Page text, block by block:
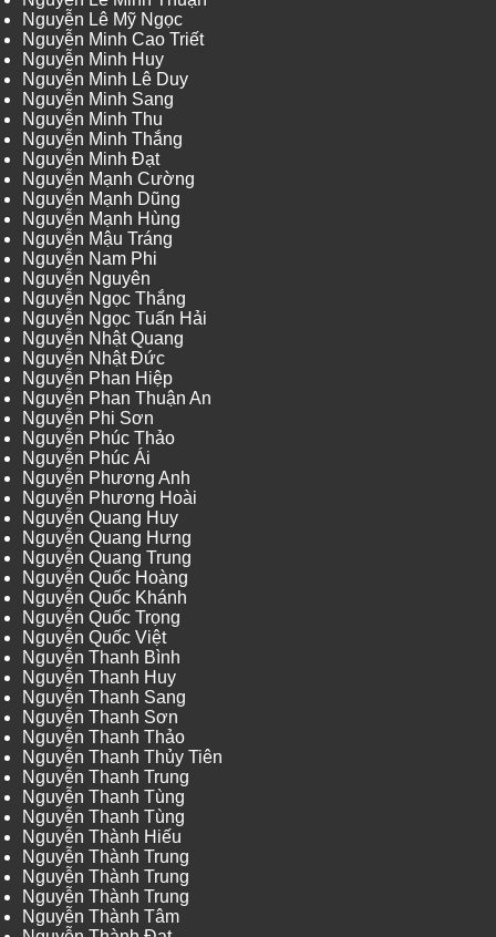
Nguyễn Lê Mỹ Ngọc
Nguyễn Minh Cao Triết
Nguyễn Minh Huy
Nguyễn Minh Lê Duy
Nguyễn Minh Sang
Nguyễn Minh Thu
Nguyễn Minh Thắng
Nguyễn Minh Đạt
Nguyễn Mạnh Cường
Nguyễn Mạnh Dũng
Nguyễn Mạnh Hùng
Nguyễn Mậu Tráng
Nguyễn Nam Phi
Nguyễn Nguyên
Nguyễn Ngọc Thắng
Nguyễn Ngọc Tuấn Hải
Nguyễn Nhật Quang
Nguyễn Nhật Đức
Nguyễn Phan Hiệp
Nguyễn Phan Thuận An
Nguyễn Phi Sơn
Nguyễn Phúc Thảo
Nguyễn Phúc Ái
Nguyễn Phương Anh
Nguyễn Phương Hoài
Nguyễn Quang Huy
Nguyễn Quang Hưng
Nguyễn Quang Trung
Nguyễn Quốc Hoàng
Nguyễn Quốc Khánh
Nguyễn Quốc Trọng
Nguyễn Quốc Việt
Nguyễn Thanh Bình
Nguyễn Thanh Huy
Nguyễn Thanh Sang
Nguyễn Thanh Sơn
Nguyễn Thanh Thảo
Nguyễn Thanh Thủy Tiên
Nguyễn Thanh Trung
Nguyễn Thanh Tùng
Nguyễn Thanh Tùng
Nguyễn Thành Hiếu
Nguyễn Thành Trung
Nguyễn Thành Trung
Nguyễn Thành Trung
Nguyễn Thành Tâm